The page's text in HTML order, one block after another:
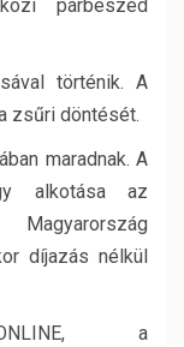
párbeszéd
történik. A
zsűri döntését.
maradnak. A
alkotása az
díjazás nélkül
a